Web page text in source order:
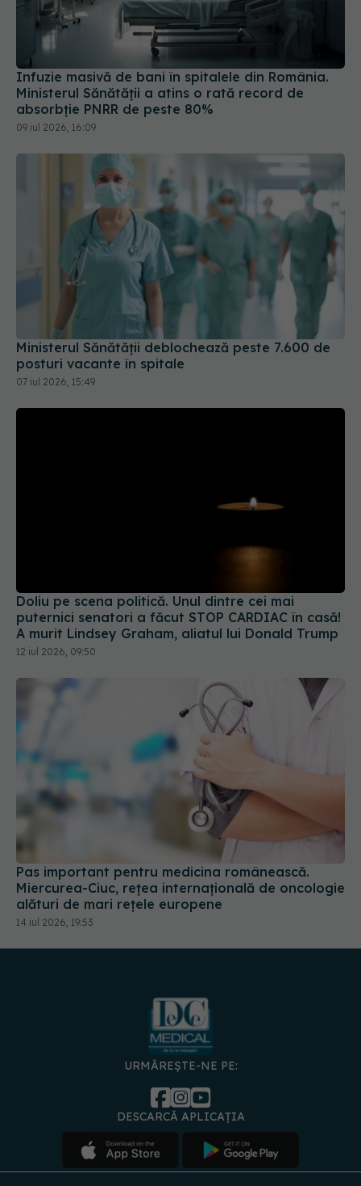
Infuzie masivă de bani în spitalele din România.
Ministerul Sănătății a atins o rată record de
absorbție PNRR de peste 80%
09 iul 2026, 16:09
Ministerul Sănătății deblochează peste 7.600 de
posturi vacante în spitale
07 iul 2026, 15:49
Doliu pe scena politică. Unul dintre cei mai
puternici senatori a făcut STOP CARDIAC în casă!
A murit Lindsey Graham, aliatul lui Donald Trump
12 iul 2026, 09:50
Pas important pentru medicina românească.
Miercurea-Ciuc, rețea internațională de oncologie
alături de mari rețele europene
14 iul 2026, 19:53
URMĂREȘTE-NE PE:
DESCARCĂ APLICAȚIA